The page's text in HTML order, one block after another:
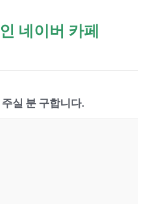
네이버 카페
실 분 구합니다.